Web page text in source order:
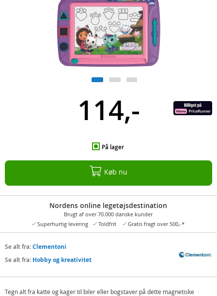
114,-
På lager
Køb nu
Nordens online legetøjsdestination
Brugt af over 70.000 danske kunder
Superhurtig levering
Toldfrit Gratis fragt over 500,-*
Se alt fra:Clementoni
Se alt fra: Hobby og kreativitet
Tegn alt fra katte og kager til biler eller bogstaver på dette magnetiske